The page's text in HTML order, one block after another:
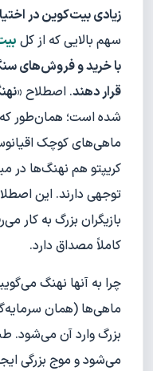
زیادی بیت‌کوین در
سهم بالایی که از کل
با خرید و فروش‌های
قرار دهند. اصطلاح «
شده است؛ همان‌طور
ماهی‌های کوچک
کریپتو هم نهنگ‌ها در
توجهی دارند. این
بازیگران بزرگ به کار
کاملاً مصداق دارد.
چرا به آنها نهنگ
ماهی‌ها (همان
بزرگ وارد آن می‌شود.
می‌شود و موج بزرگی